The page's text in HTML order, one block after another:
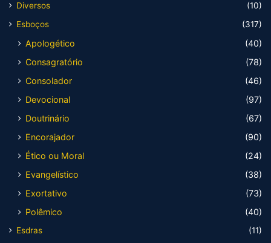
Diversos
(10)
Esboços
(317)
Apologético
(40)
Consagratório
(78)
Consolador
(46)
Devocional
(97)
Doutrinário
(67)
Encorajador
(90)
Ético ou Moral
(24)
Evangelístico
(38)
Exortativo
(73)
Polêmico
(40)
Esdras
(11)